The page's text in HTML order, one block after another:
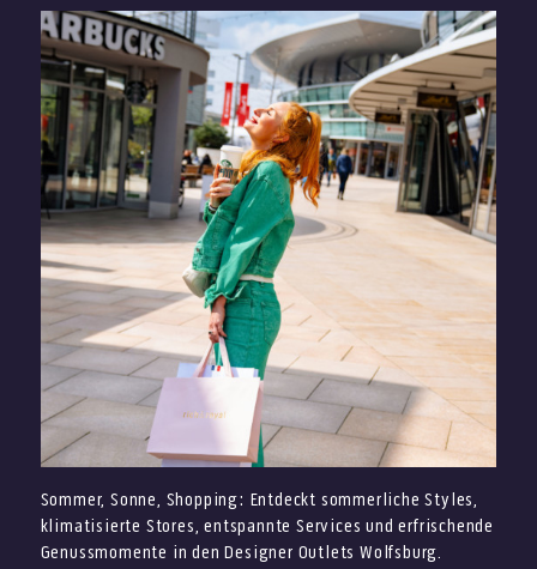
Sommer, Sonne, Shopping: Entdeckt sommerliche Styles,
klimatisierte Stores, entspannte Services und erfrischende
Genussmomente in den Designer Outlets Wolfsburg.